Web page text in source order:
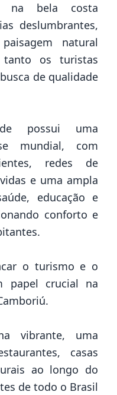
na bela costa
deslumbrantes,
natural
tanto os turistas
de qualidade
possui uma
mundial, com
redes de
e uma ampla
educação e
conforto e
o turismo e o
papel crucial na
vibrante, uma
casas
ao longo do
de todo o Brasil